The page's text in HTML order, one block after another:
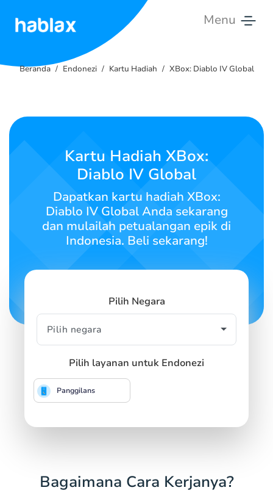
Menu
Tarif
Hubungi
Kami
Bahasa Indonesia
SIGN UP
Beranda Endonezi Kartu Hadiah XBox: Diablo IV Global
Kartu Hadiah XBox:
Diablo IV Global
Dapatkan kartu hadiah XBox:
Diablo IV Global Anda sekarang
dan mulailah petualangan epik di
Indonesia. Beli sekarang!
Pilih Negara
Pilih layanan untuk Endonezi
Panggilans
Bagaimana Cara Kerjanya?